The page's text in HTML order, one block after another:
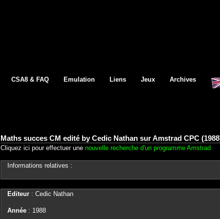
CSA8 & FAQ Emulation Liens Jeux Archives
Maths succes CM edité by Cedic Nathan sur Amstrad CPC
Cliquez ici pour effectuer une nouvelle recherche d'un programme Amstrad
Informations relatives :
Editeur: Cedic Nathan
Année: 1988